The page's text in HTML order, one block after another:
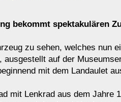
bekommt spektakulären
zu sehen, welches nun
ausgestellt auf der
mit dem Landaulet
mit Lenkrad aus dem Jahre